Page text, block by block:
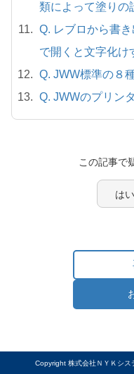
類によって塗りの
Q. レブロから書
で開くと文字化け
Q. JWW標準の８
Q. JWWのプリン
この記事で
はい
Copyright 株式会社ＮＹＫシス